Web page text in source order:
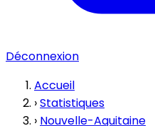
Déconnexion
Accueil
›Statistiques
› Nouvelle-Aquitaine